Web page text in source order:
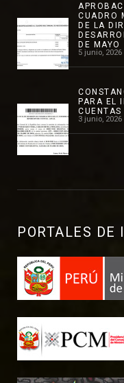
CUADRO
DE LA
DE MAYO
5 junio, 2026
PARA EL
CUENTAS
3 junio, 2026
PORTALES DE